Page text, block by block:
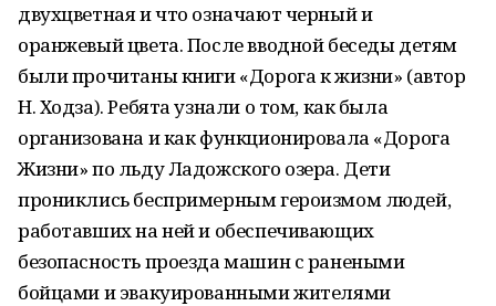
двухцветная и что означают черный и
оранжевый цвета. После вводной беседы детям
были прочитаны книги «Дорога к жизни» (автор
Н. Ходза). Ребята узнали о том, как была
организована и как функционировала «Дорога
Жизни» по льду Ладожского озера. Дети
прониклись беспримерным героизмом людей,
работавших на ней и обеспечивающих
безопасность проезда машин с ранеными
бойцами и эвакуированными жителями